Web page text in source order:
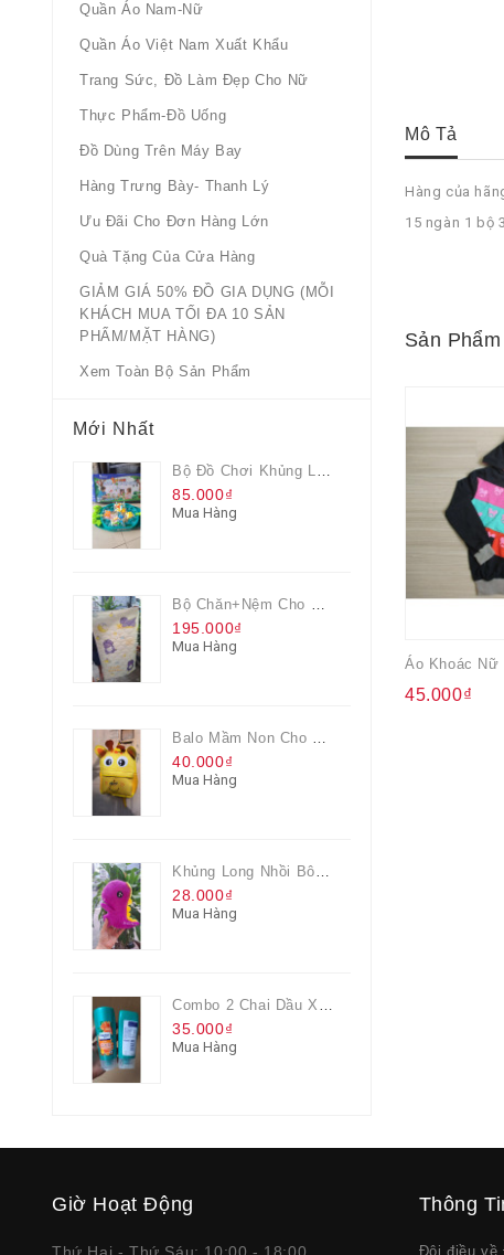
Quần Áo Nam-Nữ
Quần Áo Việt Nam Xuất Khẩu
Trang Sức, Đồ Làm Đẹp Cho Nữ
Thực Phẩm-Đồ Uống
Đồ Dùng Trên Máy Bay
Hàng Trưng Bày- Thanh Lý
Ưu Đãi Cho Đơn Hàng Lớn
Quà Tặng Của Cửa Hàng
GIẢM GIÁ 50% ĐỒ GIA DỤNG (MỖI
KHÁCH MUA TỐI ĐA 10 SẢN
PHẨM/MẶT HÀNG)
Xem Toàn Bộ Sản Phẩm
Mới Nhất
Bộ Đồ Chơi Khủng Long Đại Chiến
85.000₫
Mua Hàng
Bộ Chăn+nệm Cho Bé Everon Quà Từ Pediasure
195.000₫
Mua Hàng
Balo Mầm Non Cho Bé Grow Màu Vàng
40.000₫
Mua Hàng
Khủng Long Nhồi Bông Cho Bé Chơi Màu Tím
28.000₫
Mua Hàng
Combo 2 Chai Dầu Xả Rejoice 3IN1 Siêu Mềm Mượt Chai 60ML
35.000₫
Mua Hàng
Mô Tả
Hàng của
15 ngàn 1 bộ
Sản
Áo Khoác Nữ
45.000₫
Giờ Hoạt Động Thông
Đôi điều về